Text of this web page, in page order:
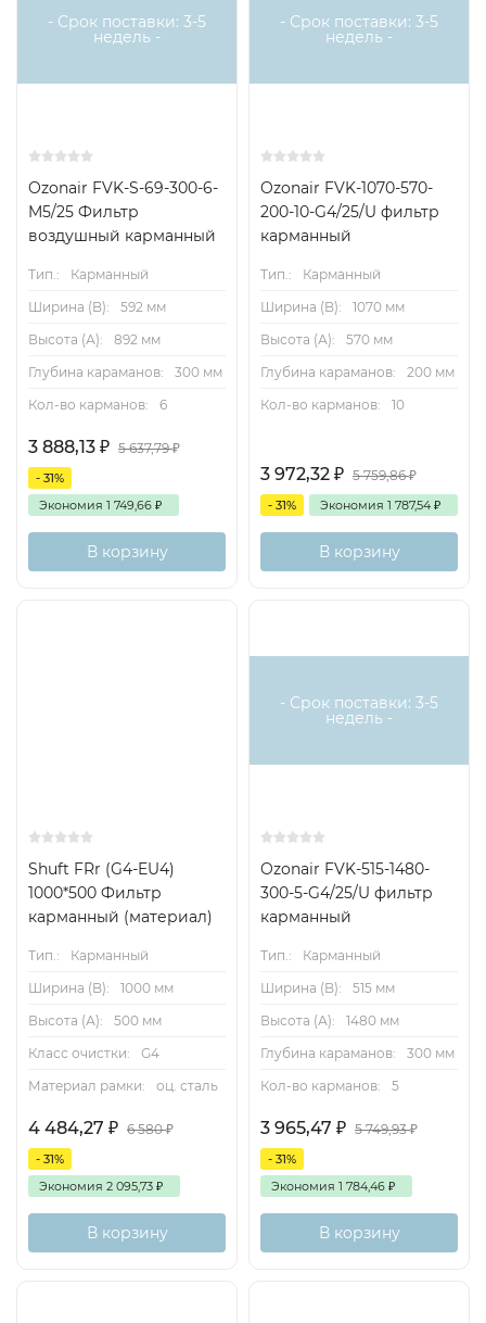
- Срок поставки: 3-5
недель -
Ozonair FVK-S-69-300-6-
M5/25 Фильтр
воздушный карманный
Тип.:
Карманный
Ширина (B):
592 мм
Высота (А):
892 мм
Глубина караманов:
300 мм
Кол-во карманов:
6
3 888,13 ₽ 5 637,79₽
- 31%
Экономия 1 749,66 ₽
В корзину
- Срок поставки: 3-5
недель -
Ozonair FVK-1070-570-
200-10-G4/25/U фильтр
карманный
Тип.:
Карманный
Ширина (B):
1070 мм
Высота (А):
570 мм
Глубина караманов:
200 мм
Кол-во карманов:
10
3 972,32 ₽ 5 759,86₽
- 31% Экономия 1 787,54 ₽
В корзину
Shuft FRr (G4-EU4)
1000*500 Фильтр
карманный (материал)
Тип.:
Карманный
Ширина (B):
1000 мм
Высота (А):
500 мм
Класс очистки:
G4
Материал рамки:
оц. сталь
4 484,27 ₽ 6 580₽
- 31%
Экономия 2 095,73 ₽
В корзину
- Срок поставки: 3-5
недель -
Ozonair FVK-515-1480-
300-5-G4/25/U фильтр
карманный
Тип.:
Карманный
Ширина (B):
515 мм
Высота (А):
1480 мм
Глубина караманов:
300 мм
Кол-во карманов:
5
3 965,47 ₽ 5 749,93₽
- 31%
Экономия 1 784,46 ₽
В корзину